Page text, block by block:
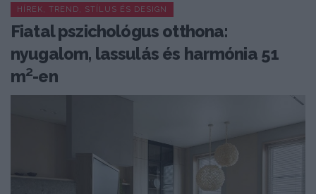
HÍREK, TREND, STÍLUS ÉS DESIGN
Fiatal pszichológus otthona:
nyugalom, lassulás és harmónia 51
m²-en